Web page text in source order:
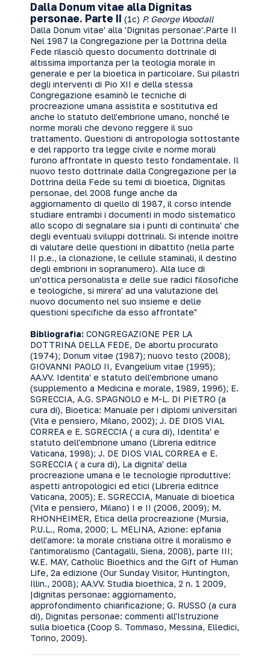
Dalla Donum vitae alla Dignitas
personae. Parte II (1c) P. George Woodall
Dalla Donum vitae' alla 'Dignitas personae'.Parte II
Nel 1987 la Congregazione per la Dottrina della
Fede rilasciò questo documento dottrinale di
altissima importanza per la teologia morale in
generale e per la bioetica in particolare. Sui pilastri
degli interventi di Pio XII e della stessa
Congregazione esaminò le tecniche di
procreazione umana assistita e sostitutiva ed
anche lo statuto dell'embrione umano, nonché le
norme morali che devono reggere il suo
trattamento. Questioni di antropologia sottostante
e del rapporto tra legge civile e norme morali
furono affrontate in questo testo fondamentale. Il
nuovo testo dottrinale dalla Congregazione per la
Dottrina della Fede su temi di bioetica, Dignitas
personae, del 2008 funge anche da
aggiornamento di quello di 1987, il corso intende
studiare entrambi i documenti in modo sistematico
allo scopo di segnalare sia i punti di continuita' che
degli eventuali sviluppi dottrinali. Si intende inoltre
di valutare delle questioni in dibattito (nella parte
II p.e., la clonazione, le cellule staminali, il destino
degli embrioni in sopranumero). Alla luce di
un'ottica personalista e delle sue radici filosofiche
e teologiche, si mirera' ad una valutazione del
nuovo documento nel suo insieme e delle
questioni specifiche da esso affrontate"
Bibliografia: CONGREGAZIONE PER LA
DOTTRINA DELLA FEDE, De abortu procurato
(1974); Donum vitae (1987); nuovo testo (2008);
GIOVANNI PAOLO II, Evangelium vitae (1995);
AA.VV. Identita' e statuto dell'embrione umano
(supplemento a Medicina e morale, 1989, 1996); E.
SGRECCIA, A.G. SPAGNOLO e M-L. DI PIETRO (a
cura di), Bioetica: Manuale per i diplomi universitari
(Vita e pensiero, Milano, 2002); J. DE DIOS VIAL
CORREA e E. SGRECCIA ( a cura di), Identita' e
statuto dell'embrione umano (Libreria editrice
Vaticana, 1998); J. DE DIOS VIAL CORREA e E.
SGRECCIA ( a cura di), La dignita' della
procreazione umana e le tecnologie riproduttive:
aspetti antropologici ed etici (Libreria editrice
Vaticana, 2005); E. SGRECCIA, Manuale di bioetica
(Vita e pensiero, Milano) I e II (2006, 2009); M.
RHONHEIMER, Etica della procreazione (Mursia,
P.U.L., Roma, 2000; L. MELINA, Azione: epfania
dell'amore: la morale cristiana oltre il moralismo e
l'antimoralismo (Cantagalli, Siena, 2008), parte III;
W.E. MAY, Catholic Bioethics and the Gift of Human
Life, 2a edizione (Our Sunday Visitor, Huntington,
Illin., 2008); AA.VV. Studia bioethica, 2 n. 1 2009,
|dignitas personae: aggiornamento,
approfondimento chiarificazione; G. RUSSO (a cura
di), Dignitas personae: commenti all'Istruzione
sulla bioetica (Coop S. Tommaso, Messina, Elledici,
Torino, 2009).